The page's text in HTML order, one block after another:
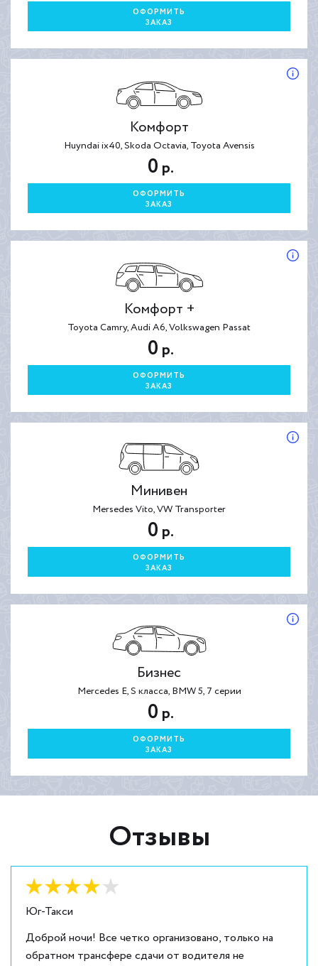
ОФОРМИТЬ
ЗАКАЗ
Комфорт
Huyndai ix40, Skoda Octavia, Toyota Avensis
0 р.
ОФОРМИТЬ
ЗАКАЗ
Комфорт +
Toyota Camry, Audi A6, Volkswagen Passat
0 р.
ОФОРМИТЬ
ЗАКАЗ
Минивен
Mersedes Vito, VW Transporter
0 р.
ОФОРМИТЬ
ЗАКАЗ
Бизнес
Mercedes E, S класса, BMW 5, 7 серии
0 р.
ОФОРМИТЬ
ЗАКАЗ
Отзывы
Юг-Такси
Оценка: 4
Доброй ночи! Все четко организовано, только на
обратном трансфере сдачи от водителя не